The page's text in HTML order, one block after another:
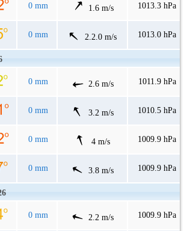
0 mm 1.6 m/s 1013.3 hPa
0 mm 2.2.0 m/s 1013.0 hPa
0 mm 2.6 m/s 1011.9 hPa
0 mm 3.2 m/s 1010.5 hPa
0 mm 4 m/s 1009.9 hPa
0 mm 3.8 m/s 1009.9 hPa
0 mm 2.2 m/s 1009.9 hPa